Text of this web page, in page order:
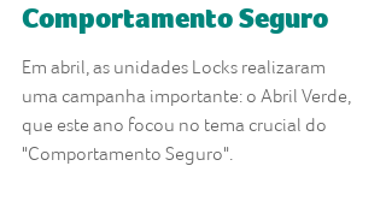
Comportamento Seguro
Em abril, as unidades Locks realizaram
uma campanha importante: o Abril Verde,
que este ano focou no tema crucial do
"Comportamento Seguro".